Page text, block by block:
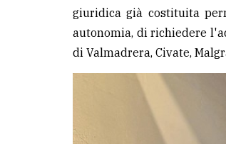
giuridica già costituita
autonomia, di richiedere
di Valmadrera, Civate,